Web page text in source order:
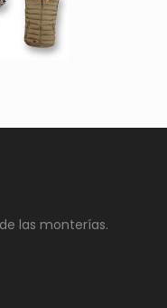
las monterías.